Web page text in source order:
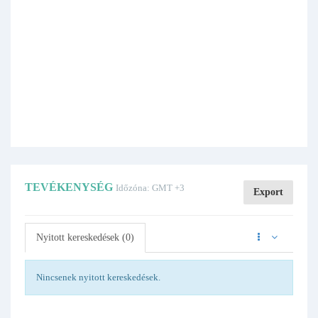
TEVÉKENYSÉG Időzóna: GMT +3 Export
Nyitott kereskedések (0)
Nincsenek nyitott kereskedések.